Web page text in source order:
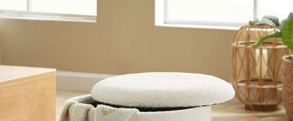
3-Sitzer Sofa
Skandinavisches Sofa
Vintage-Sofa